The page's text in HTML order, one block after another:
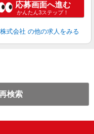
応募画面へ進む
かんたん3ステップ！
式会社 の他の求人をみる
検索